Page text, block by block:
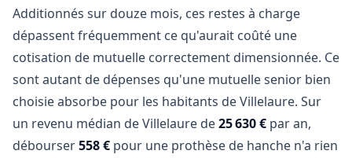
Additionnés sur douze mois, ces restes à charge
dépassent fréquemment ce qu'aurait coûté une
cotisation de mutuelle correctement dimensionnée. Ce
sont autant de dépenses qu'une mutuelle senior bien
choisie absorbe pour les habitants de Villelaure. Sur
un revenu médian de Villelaure de25 630 € par an,
débourser558 € pour une prothèse de hanche n'a rien